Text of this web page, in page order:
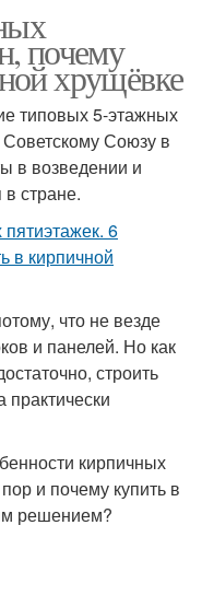
почему
хрущёвке
типовых 5-этажных
Союзу в
в возведении и
стране.
что не везде
и панелей. Но как
строить
практически
кирпичных
и почему купить в
решением?